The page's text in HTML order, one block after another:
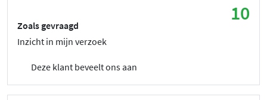
10
Zoals gevraagd
Inzicht in mijn verzoek
Deze klant beveelt ons aan